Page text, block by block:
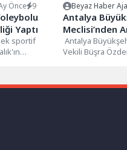
Önce 9
Yaptı
sportif
Beyaz Haber
Antalya
Meclisi’nden
destek
Antalya
Vekili Büşra